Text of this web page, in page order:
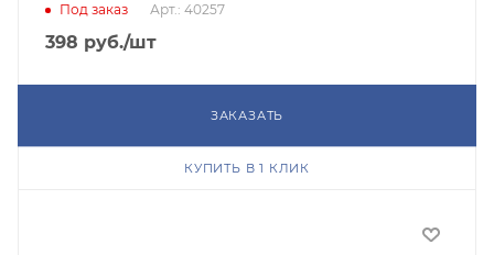
Под заказ Арт.: 40257
398 руб./шт
ЗАКАЗАТЬ
КУПИТЬ В 1 КЛИК